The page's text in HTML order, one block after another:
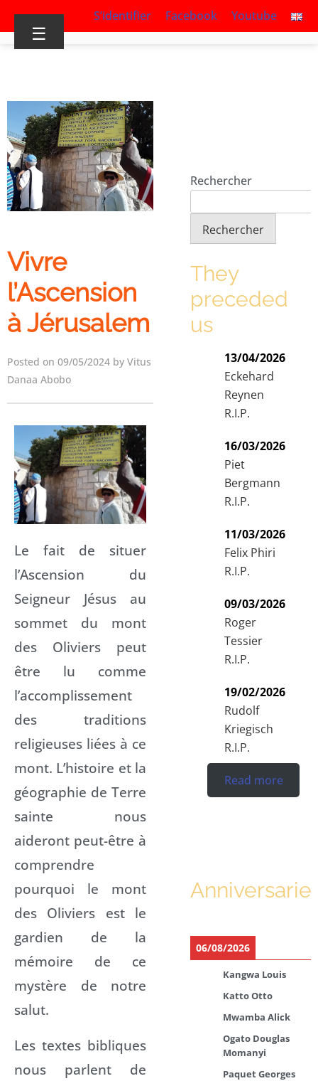
S’identifier Facebook Youtube
☰
Vivre
l’Ascension
à Jérusalem
Posted on 09/05/2024 by Vitus
Danaa Abobo
Le fait de situer
l’Ascension du
Seigneur Jésus au
sommet du mont
des Oliviers peut
être lu comme
l’accomplissement
des traditions
religieuses liées à ce
mont. L’histoire et la
géographie de Terre
sainte nous
aideront peut-être à
comprendre
pourquoi le mont
des Oliviers est le
gardien de la
mémoire de ce
mystère de notre
salut.
Les textes bibliques
nous parlent de
Rechercher
Rechercher
They
preceded
us
13/04/2026
Eckehard
Reynen
R.I.P.
16/03/2026
Piet
Bergmann
R.I.P.
11/03/2026
Felix Phiri
R.I.P.
09/03/2026
Roger
Tessier
R.I.P.
19/02/2026
Rudolf
Kriegisch
R.I.P.
Read more
06/08/2026
Kangwa Louis
Katto Otto
Mwamba Alick
Ogato Douglas
Momanyi
Paquet Georges